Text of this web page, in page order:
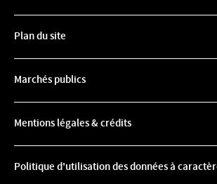
Plan du site
Marchés publics
Mentions légales & crédits
Politique d'utilisation des données à